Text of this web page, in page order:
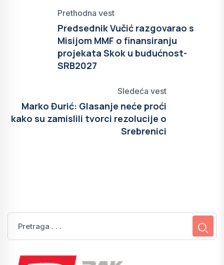
Prethodna vest
Predsednik Vučić razgovarao s
Misijom MMF o finansiranju
projekata Skok u budućnost-
SRB2027
Sledeća vest
Marko Đurić: Glasanje neće proći
kako su zamislili tvorci rezolucije o
Srebrenici